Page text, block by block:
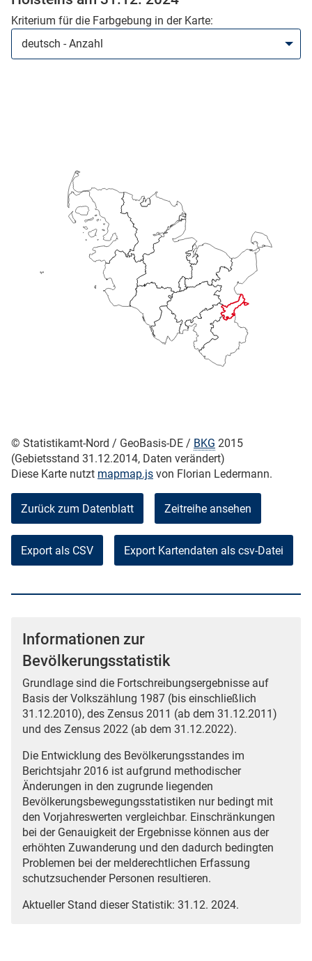
Kriterium für die Farbgebung in der Karte:
© Statistikamt-Nord / GeoBasis-DE / BKG 2015
(Gebietsstand 31.12.2014, Daten verändert)
Diese Karte nutzt mapmap.js von Florian Ledermann.
Zurück zum Datenblatt Zeitreihe ansehen
Export als CSV
Informationen zur
Bevölkerungsstatistik
Grundlage sind die Fortschreibungsergebnisse auf
Basis der Volkszählung 1987 (bis einschließlich
31.12.2010), des Zensus 2011 (ab dem 31.12.2011)
und des Zensus 2022 (ab dem 31.12.2022).
Die Entwicklung des Bevölkerungsstandes im
Berichtsjahr 2016 ist aufgrund methodischer
Änderungen in den zugrunde liegenden
Bevölkerungsbewegungsstatistiken nur bedingt mit
den Vorjahreswerten vergleichbar. Einschränkungen
bei der Genauigkeit der Ergebnisse können aus der
erhöhten Zuwanderung und den dadurch bedingten
Problemen bei der melderechtlichen Erfassung
schutzsuchender Personen resultieren.
Aktueller Stand dieser Statistik: 31.12. 2024.